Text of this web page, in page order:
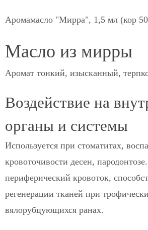
Аромамасло "Мирра", 1,5 мл (кор
Масло из мирры
Аромат тонкий, изысканный,
Воздействие на
органы и системы
Используется при стоматитах,
кровоточивости десен,
периферический кровоток,
регенерации тканей при
вялорубцующихся ранах.